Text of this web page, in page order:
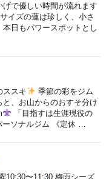
で優しい時間が流れます
イズの蓮は珍しく、小さ
日もパワースポットとし
ススキ
季節の彩をジム
、お山からのおすそ分け
「目指すは生涯現役の
ソナルジム 《定休 …
10:30〜11:30 梅雨シーズ